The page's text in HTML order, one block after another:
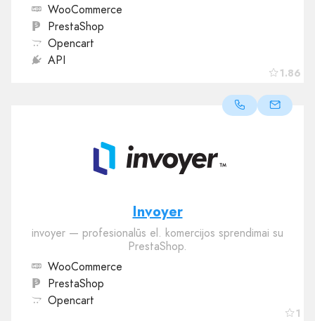
1.86
WooCommerce
PrestaShop
Opencart
API
1
Invoyer
invoyer — profesionalūs el. komercijos sprendimai su
PrestaShop.
WooCommerce
PrestaShop
Opencart